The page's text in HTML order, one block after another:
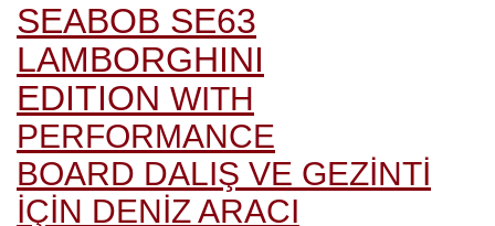
SEABOB SE63
LAMBORGHINI
EDITION WITH
PERFORMANCE
BOARD DALIŞ VE GEZİNTİ
İÇİN DENİZ ARACI